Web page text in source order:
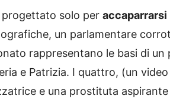
progettato solo per
un parlamentare
rappresentano le basi di
e Patrizia. I quattro, (un
e una prostituta